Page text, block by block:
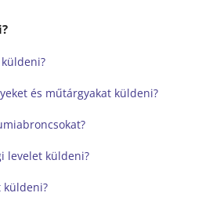
és műtárgyakat küldeni?
levelet küldeni?
küldeni?